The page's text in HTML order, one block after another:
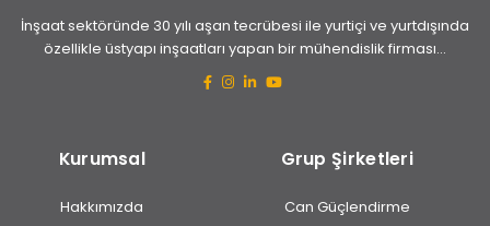
İnşaat sektöründe 30 yılı aşan tecrübesi ile yurtiçi ve yurtdışında
özellikle üstyapı inşaatları yapan bir mühendislik firması...
Kurumsal
Hakkımızda
Grup Şirketleri
Can Güçlendirme